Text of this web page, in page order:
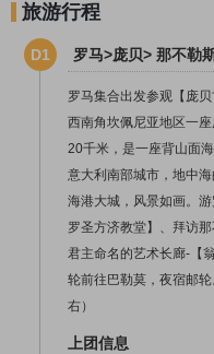
旅游行程
D1 罗马>庞贝> 那不勒
罗马集合出发参观【庞
西南角坎佩尼亚地区一
20千米，是一座背山面
意大利南部城市，地中
海港大城，风景如画。
罗圣方济教堂】、拜访
君主命名的艺术长廊-【
轮前往巴勒莫，夜宿邮
右）
上团信息